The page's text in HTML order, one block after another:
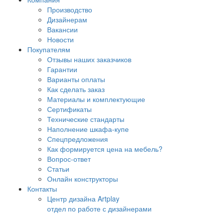
Производство
Дизайнерам
Вакансии
Новости
Покупателям
Отзывы наших заказчиков
Гарантии
Варианты оплаты
Как сделать заказ
Материалы и комплектующие
Сертификаты
Технические стандарты
Наполнение шкафа-купе
Спецпредложения
Как формируется цена на мебель?
Вопрос-ответ
Статьи
Онлайн конструкторы
Контакты
Центр дизайна Artplay
отдел по работе с дизайнерами